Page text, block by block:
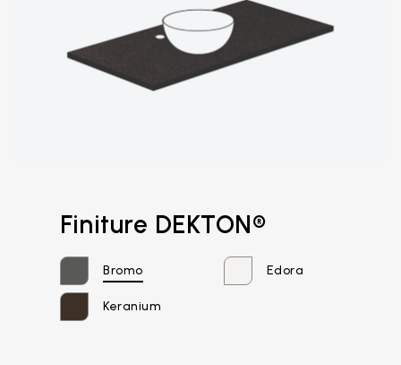
Finiture DEKTON®
Bromo Edora
Keranium